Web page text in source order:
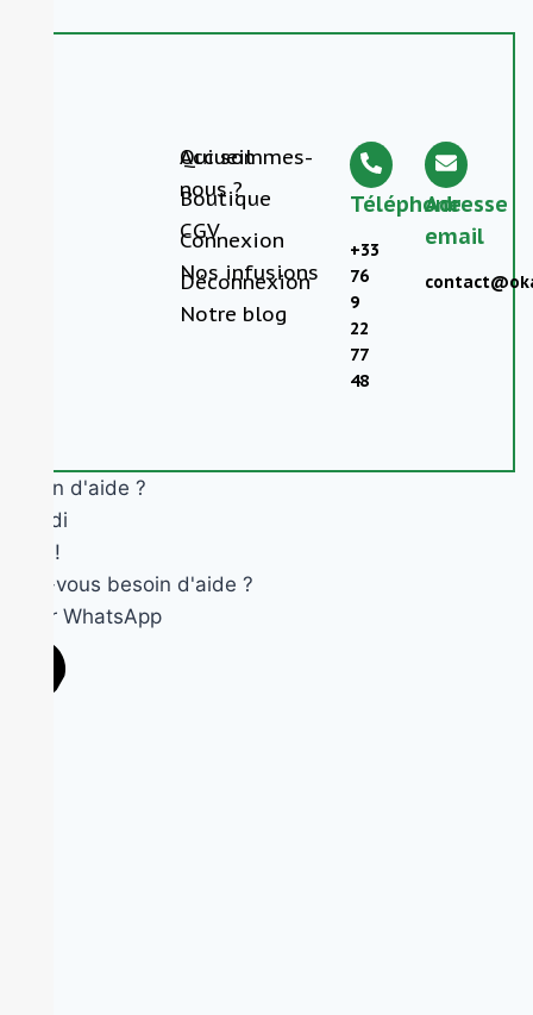
Accueil
Boutique
Connexion
Déconnexion
Qui sommes-
nous ?
CGV
Nos infusions
Notre blog
Téléphone
+33
76
9
22
77
48
Adresse
email
Besoin d'aide ?
Okandi
Salut !
Avez-vous besoin d'aide ?
Ouvrir WhatsApp